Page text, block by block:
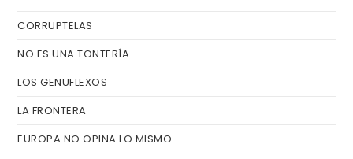
CORRUPTELAS
NO ES UNA TONTERÍA
LOS GENUFLEXOS
LA FRONTERA
EUROPA NO OPINA LO MISMO